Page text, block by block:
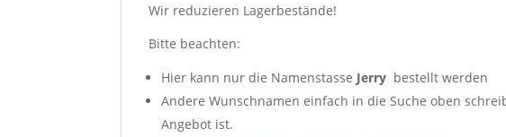
Wir reduzieren Lagerbestände!
Bitte beachten:
Hier kann nur die Namenstasse Jerry bestellt werden
Andere Wunschnamen einfach in die Suche oben
Angebot ist.